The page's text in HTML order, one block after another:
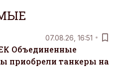
просто быть здесь
все
и за все отвечать
07.08.26, 16:51
Объединенные
приобрели танкеры на